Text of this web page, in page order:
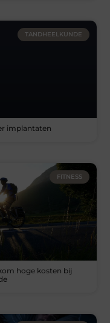
TANDHEELKUNDE
implantaten
FITNESS
hoge kosten bij